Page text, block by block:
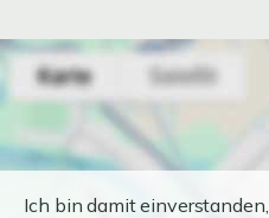
Ich bin damit